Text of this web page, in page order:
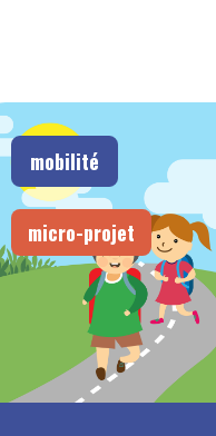
mobilité
micro-projet